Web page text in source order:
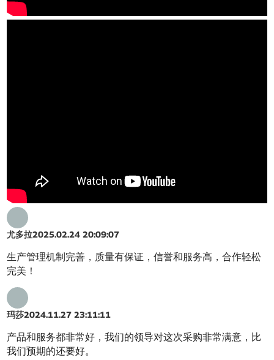
尤多拉2025.02.24 20:09:07
生产管理机制完善，质量有保证，信誉和服务高，合作轻松
完美！
玛莎2024.11.27 23:11:11
产品和服务都非常好，我们的领导对这次采购非常满意，比
我们预期的还要好。